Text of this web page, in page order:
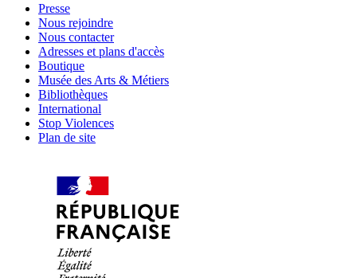
Presse
Nous rejoindre
Nous contacter
Adresses et plans d'accès
Boutique
Musée des Arts & Métiers
Bibliothèques
International
Stop Violences
Plan de site